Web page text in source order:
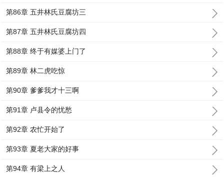
第86章 五井林氏豆腐坊三
第87章 五井林氏豆腐坊四
第88章 终于有媒婆上门了
第89章 林二虎吃惊
第90章 爹爹我才十三啊
第91章 卢县令的忧愁
第92章 农忙开始了
第93章 夏老大家的好事
第94章 有梁上之人